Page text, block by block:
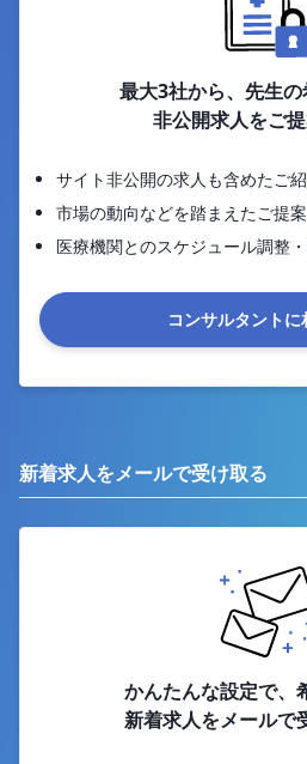
最大3社から、先生
非公開求人をご
サイト非公開の求人も含めたご
市場の動向などを踏まえたご提案
医療機関とのスケジュール調整
コンサルタントに
新着求人をメールで受け取る
かんたんな設定で、
新着求人をメールで